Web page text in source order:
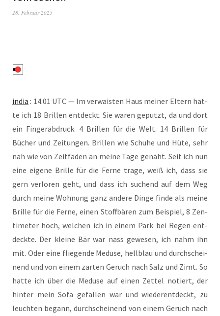
28. Februar 2025
india : 14.01 UTC — Im ver­wais­ten Haus mei­ner Eltern hat­
te ich 18 Bril­len ent­deckt. Sie waren geputzt, da und dort
ein Fin­ger­ab­druck. 4 Bril­len für die Welt. 14 Bril­len für
Bücher und Zei­tun­gen. Bril­len wie Schu­he und Hüte, sehr
nah wie von Zeit­fä­den an mei­ne Tage genäht. Seit ich nun
eine eige­ne Bril­le für die Fer­ne tra­ge, weiß ich, dass sie
gern ver­lo­ren geht, und dass ich suchend auf dem Weg
durch mei­ne Woh­nung ganz ande­re Din­ge fin­de als mei­ne
Bril­le für die Fer­ne, einen Stoff­bä­ren zum Bei­spiel, 8 Zen­
ti­me­ter hoch, wel­chen ich in einem Park bei Regen ent­
deck­te. Der klei­ne Bär war nass gewe­sen, ich nahm ihn
mit. Oder eine flie­gen­de Medu­se, hell­blau und durch­schei­
nend und von einem zar­ten Geruch nach Salz und Zimt. So
hat­te ich über die Medu­se auf einen Zet­tel notiert, der
hin­ter mein Sofa gefal­len war und wie­der­ent­deckt, zu
leuch­ten begann, durch­schei­nend von einem Geruch nach